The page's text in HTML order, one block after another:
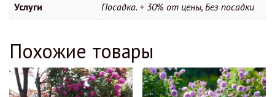
Услуги Посадка. + 30% от цены, Без посадки
Похожие товары